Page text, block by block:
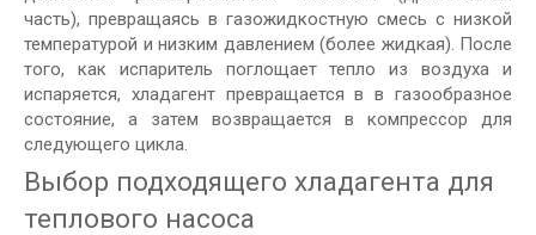
часть), превращаясь в газожидкостную смесь с низкой
температурой и низким давлением (более жидкая). После
того, как испаритель поглощает тепло из воздуха и
испаряется, хладагент превращается в в газообразное
состояние, а затем возвращается в компрессор для
следующего цикла.
Выбор подходящего хладагента для
теплового насоса